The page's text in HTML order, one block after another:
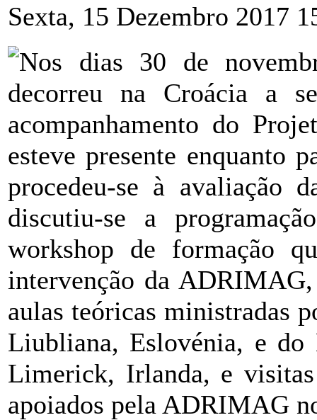
Sexta, 15 Dezembro 2017
Nos dias 30 de
decorreu na Croácia a
acompanhamento do
esteve presente enquanto
procedeu-se à avaliação
discutiu-se a
workshop de formação
intervenção da
aulas teóricas ministradas
Liubliana, Eslovénia, e
Limerick, Irlanda, e
apoiados pela ADRIMAG